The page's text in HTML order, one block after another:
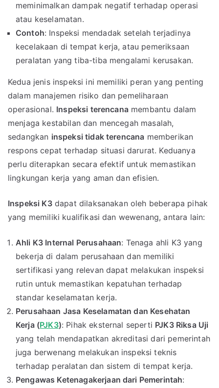
meminimalkan dampak negatif terhadap operasi
atau keselamatan.
Contoh: Inspeksi mendadak setelah terjadinya
kecelakaan di tempat kerja, atau pemeriksaan
peralatan yang tiba-tiba mengalami kerusakan.
Kedua jenis inspeksi ini memiliki peran yang penting
dalam manajemen risiko dan pemeliharaan
operasional. Inspeksi terencanamembantu dalam
menjaga kestabilan dan mencegah masalah,
sedangkan inspeksi tidak terencana memberikan
respons cepat terhadap situasi darurat. Keduanya
perlu diterapkan secara efektif untuk memastikan
lingkungan kerja yang aman dan efisien.
Inspeksi K3dapat dilaksanakan oleh beberapa pihak
yang memiliki kualifikasi dan wewenang, antara lain:
Ahli K3 Internal Perusahaan: Tenaga ahli K3 yang
bekerja di dalam perusahaan dan memiliki
sertifikasi yang relevan dapat melakukan inspeksi
rutin untuk memastikan kepatuhan terhadap
standar keselamatan kerja.
Perusahaan Jasa Keselamatan dan Kesehatan
Kerja (PJK3): Pihak eksternal seperti PJK3 Riksa Uji
yang telah mendapatkan akreditasi dari pemerintah
juga berwenang melakukan inspeksi teknis
terhadap peralatan dan sistem di tempat kerja.
Pengawas Ketenagakerjaan dari Pemerintah: